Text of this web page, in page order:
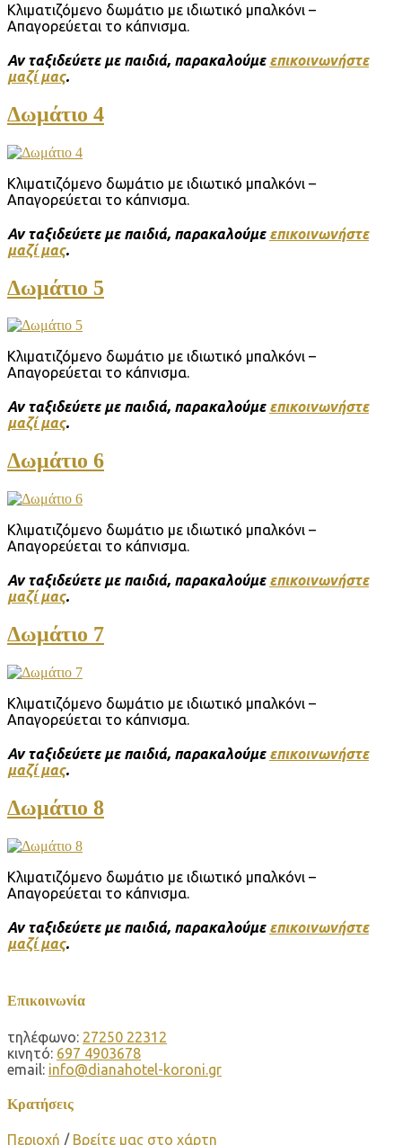
Κλιματιζόμενο δωμάτιο με ιδιωτικό μπαλκόνι –
Απαγορεύεται το κάπνισμα.
Αν ταξιδεύετε με παιδιά, παρακαλούμε επικοινωνήστε
μαζί μας.
Δωμάτιο 4
Κλιματιζόμενο δωμάτιο με ιδιωτικό μπαλκόνι –
Απαγορεύεται το κάπνισμα.
Αν ταξιδεύετε με παιδιά, παρακαλούμε επικοινωνήστε
μαζί μας.
Δωμάτιο 5
Κλιματιζόμενο δωμάτιο με ιδιωτικό μπαλκόνι –
Απαγορεύεται το κάπνισμα.
Αν ταξιδεύετε με παιδιά, παρακαλούμε επικοινωνήστε
μαζί μας.
Δωμάτιο 6
Κλιματιζόμενο δωμάτιο με ιδιωτικό μπαλκόνι –
Απαγορεύεται το κάπνισμα.
Αν ταξιδεύετε με παιδιά, παρακαλούμε επικοινωνήστε
μαζί μας.
Δωμάτιο 7
Κλιματιζόμενο δωμάτιο με ιδιωτικό μπαλκόνι –
Απαγορεύεται το κάπνισμα.
Αν ταξιδεύετε με παιδιά, παρακαλούμε επικοινωνήστε
μαζί μας.
Δωμάτιο 8
Κλιματιζόμενο δωμάτιο με ιδιωτικό μπαλκόνι –
Απαγορεύεται το κάπνισμα.
Αν ταξιδεύετε με παιδιά, παρακαλούμε επικοινωνήστε
μαζί μας.
Επικοινωνία
τηλέφωνο: 27250 22312
κινητό: 697 4903678
email: info@dianahotel-koroni.gr
Κρατήσεις
Περιοχή / Βρείτε μας στο χάρτη